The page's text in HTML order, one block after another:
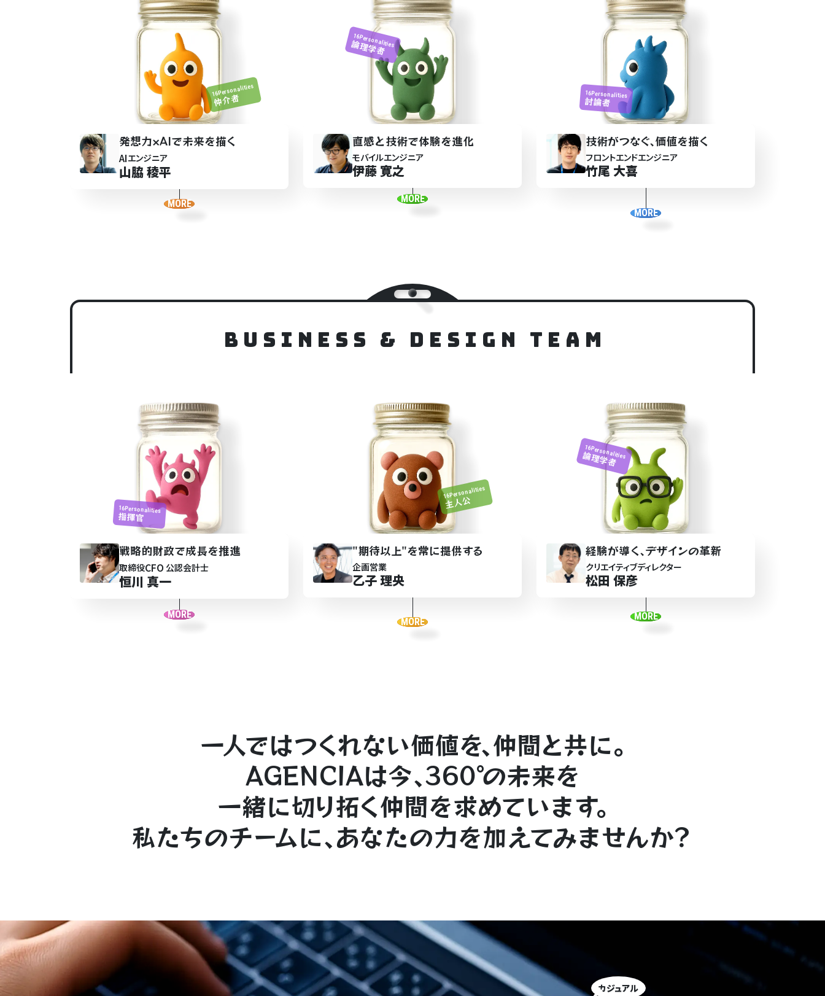
16Personalities
仲介者
発想力×AIで未来を描く
AIエンジニア
山脇 稜平
MORE
16Personalities
論理学者
直感と技術で体験を進化
モバイルエンジニア
伊藤 寛之
MORE
16Personalities
討論者
技術がつなぐ､価値を描く
フロントエンドエンジニア
竹尾 大喜
MORE
Business & Design TEAM
16Personalities
指揮官
戦略的財政で成長を推進
取締役CFO 公認会計士
恒川 真一
MORE
16Personalities
主人公
"期待以上"を常に提供する
企画営業
乙子 理央
MORE
16Personalities
論理学者
経験が導く､デザインの革新
クリエイティブディレクター
松田 保彦
MORE
一人ではつくれない価値を､仲間と共に｡
AGENCIAは今､360°の未来を
一緒に切り拓く仲間を求めています｡
私たちのチームに､あなたの力を加えてみませんか？
カジュアル